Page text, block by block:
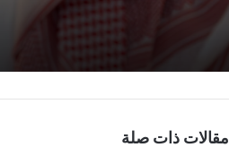
شاماس” يقدّم تجربة مسائية
مقالات ذات صلة